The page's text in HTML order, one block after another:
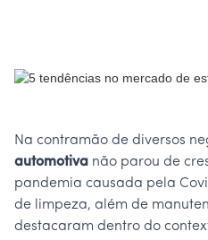
Na contramão de diversos
automotiva não parou de
pandemia causada pela
de limpeza, além de
destacaram dentro do